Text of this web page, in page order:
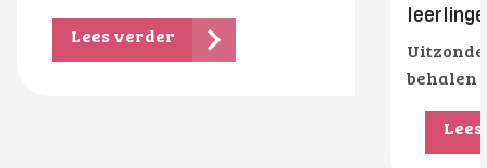
Lees verder
behalen